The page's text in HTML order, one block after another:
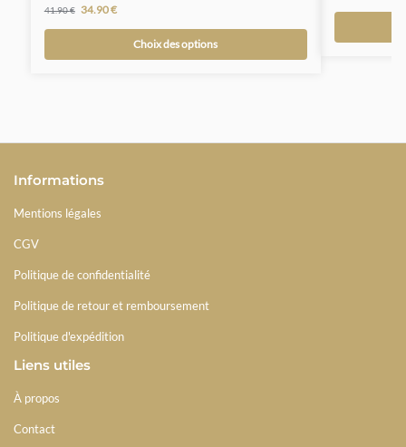
41.90€ 34.90€
Choix des options
Informations
Mentions légales
CGV
Politique de confidentialité
Politique de retour et remboursement
Politique d'expédition
Liens utiles
À propos
Contact